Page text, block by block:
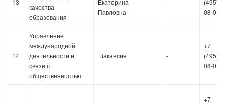
13
качества
образования
Екатерина
Павловна
-
08-01
14
Управление
международной
деятельности и
связи с
общественностью
Вакансия -
+7
08-01
+7